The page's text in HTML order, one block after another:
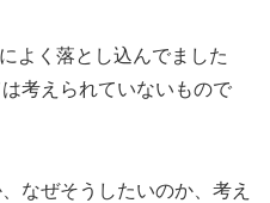
よく落とし込んでました
考えられていないもので
なぜそうしたいのか、考え